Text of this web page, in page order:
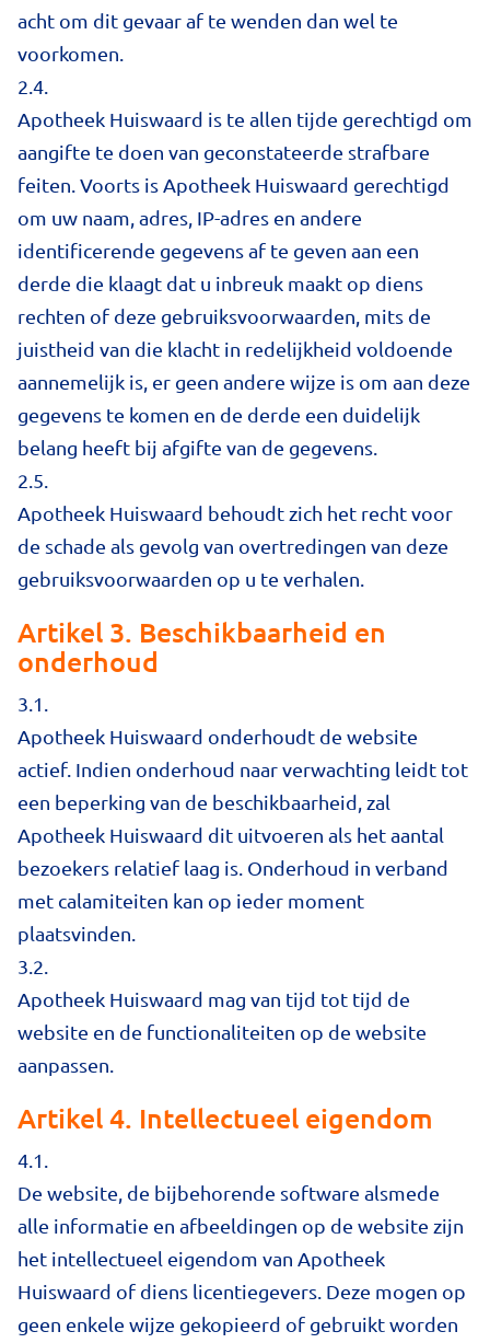
acht om dit gevaar af te wenden dan wel te
voorkomen.
2.4.
Apotheek Huiswaard is te allen tijde gerechtigd om
aangifte te doen van geconstateerde strafbare
feiten. Voorts is Apotheek Huiswaard gerechtigd
om uw naam, adres, IP-adres en andere
identificerende gegevens af te geven aan een
derde die klaagt dat u inbreuk maakt op diens
rechten of deze gebruiksvoorwaarden, mits de
juistheid van die klacht in redelijkheid voldoende
aannemelijk is, er geen andere wijze is om aan deze
gegevens te komen en de derde een duidelijk
belang heeft bij afgifte van de gegevens.
2.5.
Apotheek Huiswaard behoudt zich het recht voor
de schade als gevolg van overtredingen van deze
gebruiksvoorwaarden op u te verhalen.
Artikel 3. Beschikbaarheid en
onderhoud
3.1.
Apotheek Huiswaard onderhoudt de website
actief. Indien onderhoud naar verwachting leidt tot
een beperking van de beschikbaarheid, zal
Apotheek Huiswaard dit uitvoeren als het aantal
bezoekers relatief laag is. Onderhoud in verband
met calamiteiten kan op ieder moment
plaatsvinden.
3.2.
Apotheek Huiswaard mag van tijd tot tijd de
website en de functionaliteiten op de website
aanpassen.
Artikel 4. Intellectueel eigendom
4.1.
De website, de bijbehorende software alsmede
alle informatie en afbeeldingen op de website zijn
het intellectueel eigendom van Apotheek
Huiswaard of diens licentiegevers. Deze mogen op
geen enkele wijze gekopieerd of gebruikt worden